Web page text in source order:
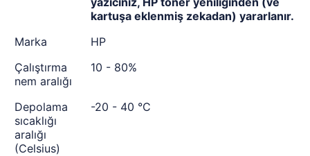
kartuşa eklenmiş zekadan) yararlanır.
Marka
HP
Çalıştırma
nem aralığı
10 - 80%
Depolama
sıcaklığı
aralığı
(Celsius)
-20 - 40 °C